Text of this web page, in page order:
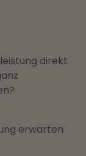
direkt
erwarten